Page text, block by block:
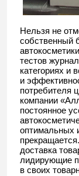
Нельзя не
собственный
автокосметики
тестов
категориях и
и
потребителя
компании
постоянное
оптимальных
доставка
лидирующие
в своих